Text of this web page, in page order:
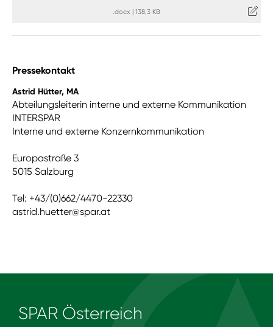
.docx 138,3 KB
Pressekontakt
Astrid Hütter, MA
Abteilungsleiterin interne und externe Kommunikation
INTERSPAR
Interne und externe Konzernkommunikation
Europastraße 3
5015 Salzburg
Tel: +43/(0)662/4470-22330
astrid.huetter@spar.at
SPAR Österreich